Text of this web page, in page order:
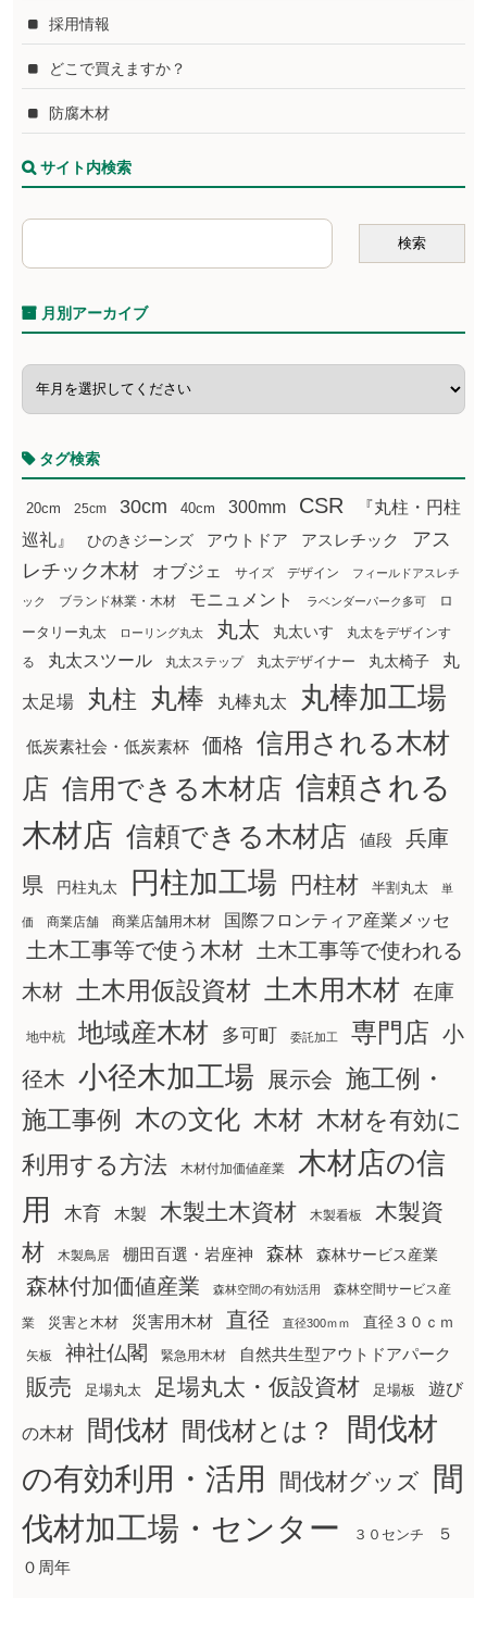
採用情報
どこで買えますか？
防腐木材
サイト内検索
月別アーカイブ
タグ検索
20cm 25cm 30cm 40cm 300mm CSR
『丸柱・円柱
巡礼』
ひのきジーンズ アウトドア アスレチック
アス
レチック木材
オブジェ サイズ デザイン フィールドアスレチ
ック ブランド林業・木材 モニュメント ラベンダーパーク多可
ロ
ータリー丸太
ローリング丸太 丸太 丸太いす
丸太をデザインす
る
丸太スツール 丸太ステップ 丸太デザイナー 丸太椅子 丸
太足場 丸柱 丸棒 丸棒丸太 丸棒加工場
低炭素社会・低炭素杯 価格
信用される木材
店 信用できる木材店 信頼される
木材店 信頼できる木材店 値段
兵庫
県
円柱丸太 円柱加工場 円柱材 半割丸太 単
価 商業店舗 商業店舗用木材 国際フロンティア産業メッセ
土木工事等で使う木材
土木工事等で使われる
木材
土木用仮設資材 土木用木材 在庫
地中杭 地域産木材 多可町 委託加工 専門店 小
径木 小径木加工場 展示会 施工例・
施工事例
木の文化 木材 木材を有効に
利用する方法
木材付加価値産業
木材店の信
用
木育 木製 木製土木資材 木製看板
木製資
材
木製鳥居 棚田百選・岩座神 森林 森林サービス産業
森林付加価値産業 森林空間の有効活用 森林空間サービス産
業 災害と木材 災害用木材 直径 直径300ｍｍ 直径３０ｃｍ
矢板 神社仏閣 緊急用木材 自然共生型アウトドアパーク
販売 足場丸太 足場丸太・仮設資材 足場板 遊び
の木材 間伐材 間伐材とは？
間伐材
の有効利用・活用
間伐材グッズ
間
伐材加工場・センター
３０センチ
５
０周年